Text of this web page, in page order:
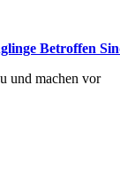
Betroffen
und machen vor